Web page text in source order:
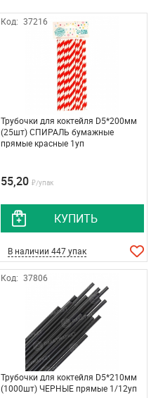
Код: 37216
Трубочки для коктейля D5*200мм
(25шт) СПИРАЛЬ бумажные
прямые красные 1уп
55,20 ₽/упак
КУПИТЬ
В наличии 447 упак
Код: 37806
Трубочки для коктейля D5*210мм
(1000шт) ЧЕРНЫЕ прямые 1/12уп